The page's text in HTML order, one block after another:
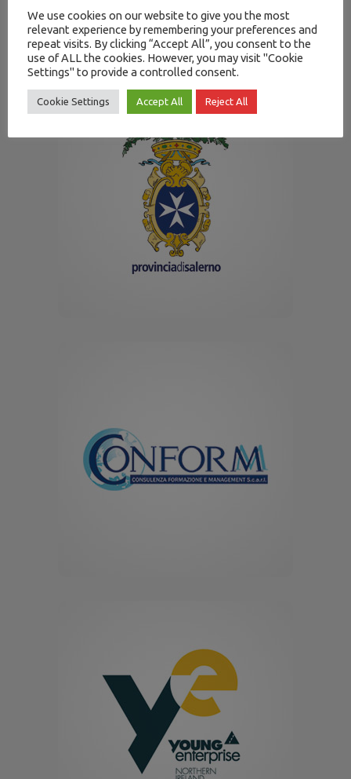
We use cookies on our website to give you the most
relevant experience by remembering your preferences and
repeat visits. By clicking “Accept All”, you consent to the
use of ALL the cookies. However, you may visit "Cookie
Settings" to provide a controlled consent.
Cookie Settings Accept All Reject All